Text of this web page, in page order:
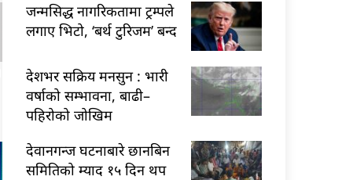
जन्मसिद्ध नागरिकतामा ट्रम्पले
लगाए भिटो, ‘बर्थ टुरिजम’ बन्द
देशभर सक्रिय मनसुन : भारी
वर्षाको सम्भावना, बाढी–
पहिरोको जोखिम
देवानगन्ज घटनाबारे छानबिन
समितिको म्याद १५ दिन थप